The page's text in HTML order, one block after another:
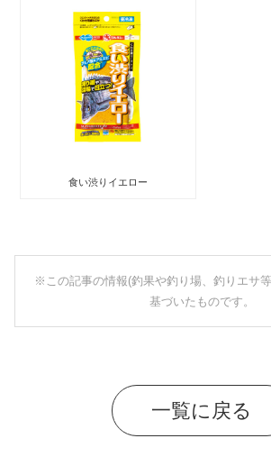
食い渋りイエロー
※この記事の情報(釣果や釣り場、釣りエサ
基づいたものです。
一覧に戻る